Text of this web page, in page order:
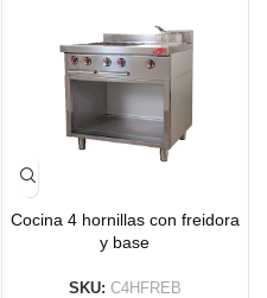
Cocina 4 hornillas con freidora
y base
SKU: C4HFREB